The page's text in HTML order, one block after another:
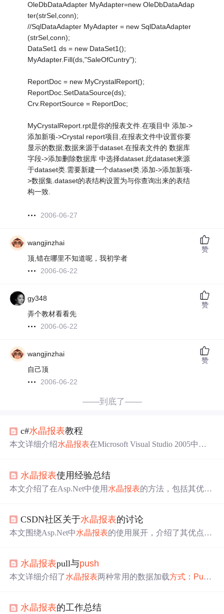
OleDbDataAdapter MyAdapter=new OleDbDataAdap
ter(strSel,conn);
//SqlDataAdapter MyAdapter = new SqlDataAdapter
(strSel,conn);
DataSet1 ds = new DataSet1();
MyAdapter.Fill(ds,"SaleOfCuntry");
ReportDoc = new MyCrystalReport();
ReportDoc.SetDataSource(ds);
Crv.ReportSource = ReportDoc;
MyCrystalReport.rpt是你的报表文件.在项目中 添加->
添加新项->Crystal report项目,在报表文件中设置你要
显示的数据;数据来源于dataset.在报表文件的 数据库
字段->添加删除数据库 中选择dataset.此dataset来源
于dataset类.需要新建一个dataset类.添加->添加新项-
>数据集.dataset的表结构设置为与你查询出来的表结
构一致.
2006-06-27
wangjinzhai
顶,错在哪里不知道呢，我初学者
2006-06-22
赞
gy348
弄个教材看看先
2006-06-22
赞
wangjinzhai
自己顶
2006-06-22
赞
——到底了——
c#水晶报表教程
本文详细介绍水晶报表在Microsoft Visual Studio 2005中的
报表的外观设置、参数传递、打印配置及常见
方案。
水晶报表使用经验总结
本文介绍了在Asp.Net中使用 水晶报表的方法，包括其优
中遇到的问题和解决建议，如路径错误、打印
CSDN社区关于水晶报表的讨论
本文围绕Asp.Net中水晶报表的使用展开，介绍了其优点、
分享了使用中遇到的问题及解决建议，如路径错误、打印
问题等。
水晶报表pull与push
本文详细介绍了水晶报表两种常用的数据加载方式 ： Push
中提供了具体的代码实现与步骤说明。
水晶报表的工作总结